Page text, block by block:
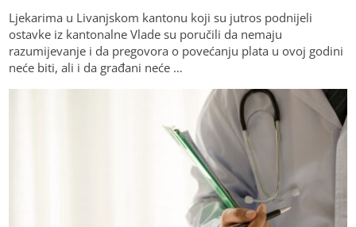
Ljekarima u Livanjskom kantonu koji su jutros podnijeli
ostavke iz kantonalne Vlade su poručili da nemaju
razumijevanje i da pregovora o povećanju plata u ovoj godini
neće biti, ali i da građani neće …